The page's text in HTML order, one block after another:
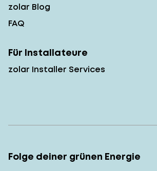
zolar Blog
FAQ
Für Installateure
zolar Installer Services
Folge deiner grünen Energie